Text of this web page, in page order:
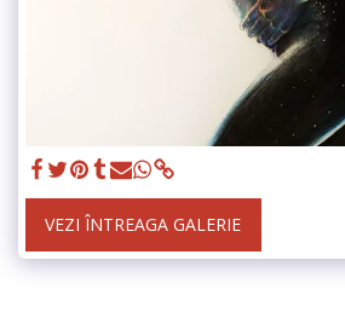
VEZI ÎNTREAGA GALERIE